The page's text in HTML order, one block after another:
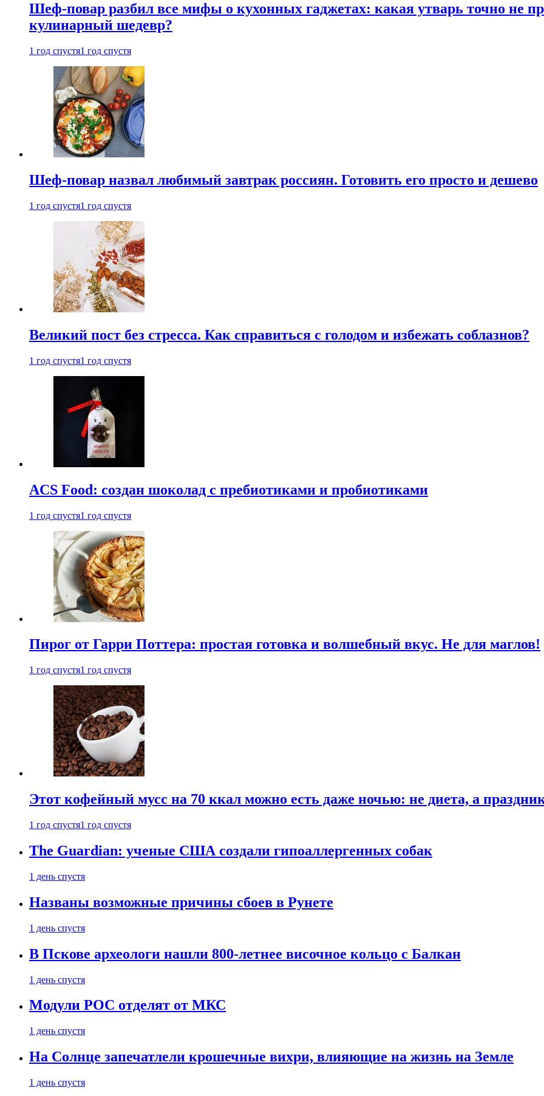
Шеф-повар разбил все мифы о кухонных гаджетах: какая утварь точно не
кулинарный шедевр?
1 год спустя1 год спустя
Шеф-повар назвал любимый завтрак россиян. Готовить его просто и дешево
1 год спустя1 год спустя
Великий пост без стресса. Как справиться с голодом и избежать соблазнов?
1 год спустя1 год спустя
ACS Food: создан шоколад с пребиотиками и пробиотиками
1 год спустя1 год спустя
Пирог от Гарри Поттера: простая готовка и волшебный вкус. Не для маглов!
1 год спустя1 год спустя
Этот кофейный мусс на 70 ккал можно есть даже ночью: не диета, а
1 год спустя1 год спустя
The Guardian: ученые США создали гипоаллергенных собак
1 день спустя
Названы возможные причины сбоев в Рунете
1 день спустя
В Пскове археологи нашли 800-летнее височное кольцо с Балкан
1 день спустя
Модули РОС отделят от МКС
1 день спустя
На Солнце запечатлели крошечные вихри, влияющие на жизнь на Земле
1 день спустя